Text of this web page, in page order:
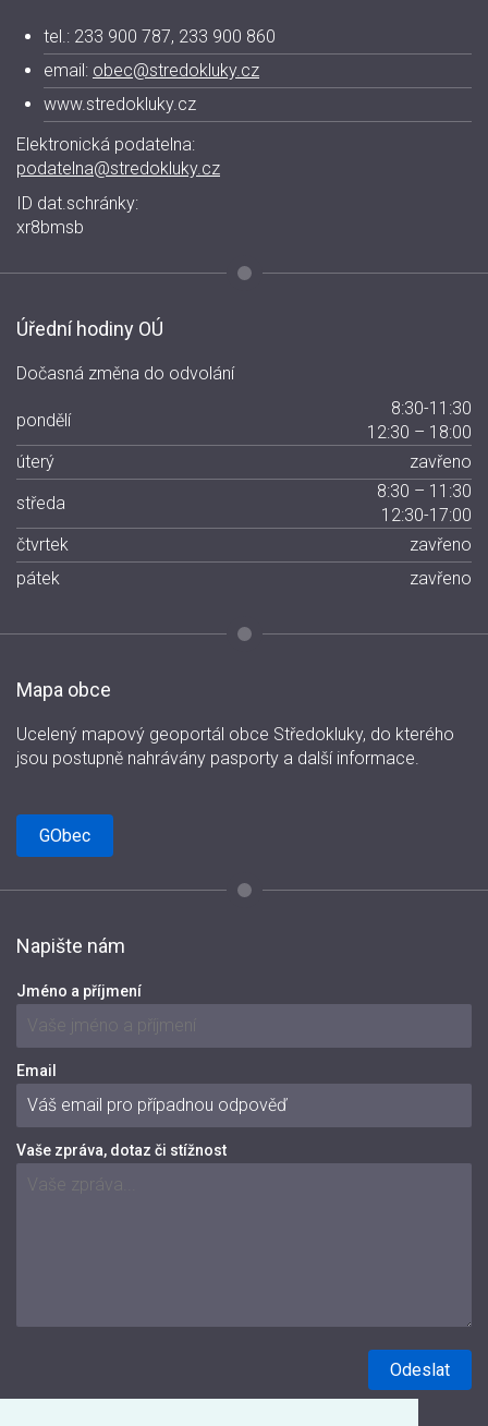
tel.: 233 900 787, 233 900 860
email: obec@stredokluky.cz
www.stredokluky.cz
Elektronická podatelna:
podatelna@stredokluky.cz
ID dat.schránky:
xr8bmsb
Úřední hodiny OÚ
Dočasná změna do odvolání
pondělí
8:30-11:30
12:30 – 18:00
úterý
zavřeno
středa
8:30 – 11:30
12:30-17:00
čtvrtek
zavřeno
pátek
zavřeno
Mapa obce
Ucelený mapový geoportál obce Středokluky, do kterého
jsou postupně nahrávány pasporty a další informace.
GObec
Napište nám
Jméno a příjmení
Email
Vaše zpráva, dotaz či stížnost